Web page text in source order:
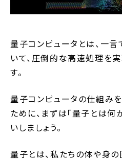
量子コンピュータとは、一
いて、圧倒的な高速処理を
す。
量子コンピュータの仕組み
ために、まずは「量子とは何
いしましょう。
量子とは、私たちの体や身